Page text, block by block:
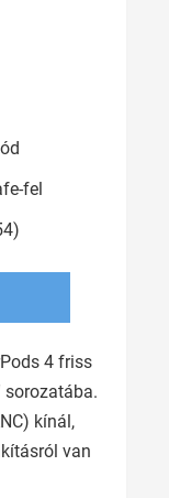
fel
4 friss
sorozatába.
kínál,
van